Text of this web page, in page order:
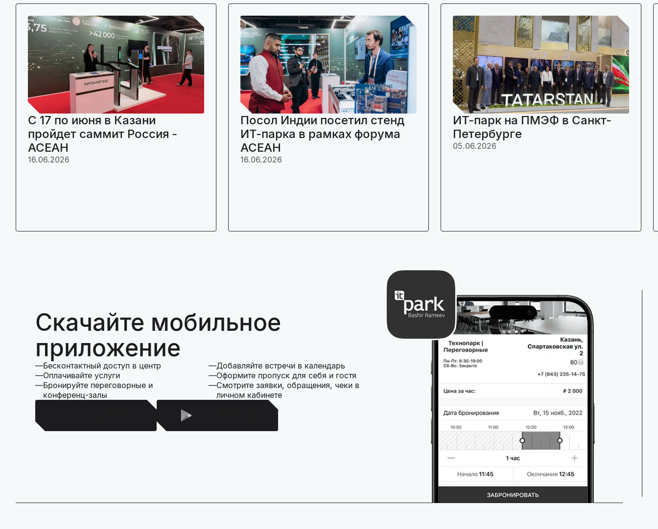
C 17 по июня в Казани
пройдет саммит Россия -
АСЕАН
16.06.2026
Посол Индии посетил стенд
ИТ-парка в рамках форума
АСЕАН
16.06.2026
ИТ-парк на ПМЭФ в Санкт-
Петербурге
05.06.2026
Скачайте мобильное
приложение
Бесконтактный доступ в центр
Оплачивайте услуги
Бронируйте переговорные и
конференц-залы
Добавляйте встречи в календарь
Оформите пропуск для себя и гостя
Смотрите заявки, обращения, чеки в
личном кабинете